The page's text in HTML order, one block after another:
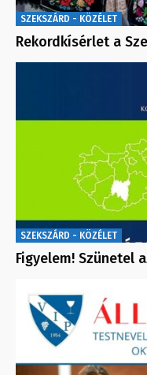
SZEKSZÁRD - KÖZÉLET
Rekordkísérlet a
SZEKSZÁRD - KÖZÉLET
Figyelem! Szünetel